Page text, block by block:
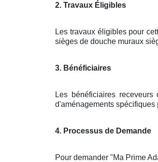
2. Travaux Éligibles
Les travaux éligibles pour
sièges de douche muraux
3. Bénéficiaires
Les bénéficiaires
d'aménagements spécifiques
4. Processus de Demande
Pour demander "Ma Prime